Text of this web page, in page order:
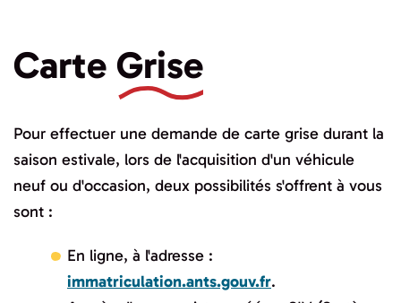
Carte Grise
Pour effectuer une demande de carte grise durant la
saison estivale, lors de l'acquisition d'un véhicule
neuf ou d'occasion, deux possibilités s'offrent à vous
sont :
En ligne, à l'adresse :
immatriculation.ants.gouv.fr.